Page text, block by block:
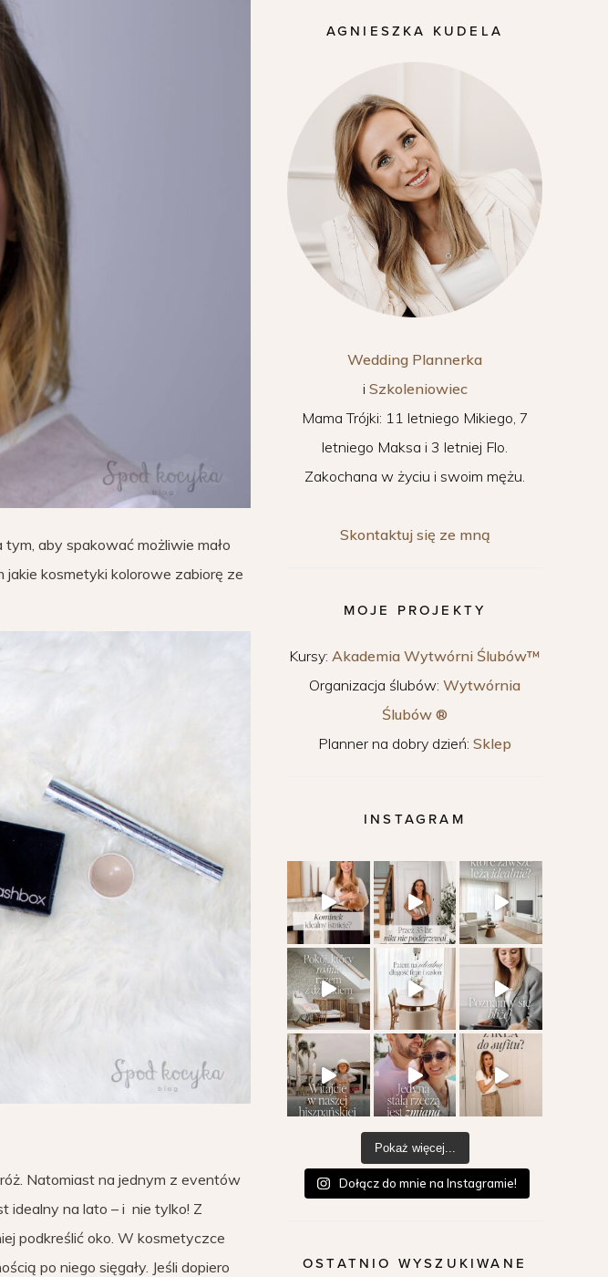
OSOBISTY
ZDROWIE
aby spakować możliwie mało
kosmetyki kolorowe zabiorę ze
Natomiast na jednym z eventów
idealny na lato – i nie tylko! Z
podkreślić oko. W kosmetyczce
po niego sięgały. Jeśli dopiero
AGNIESZKA KUDELA
Wedding Plannerka
i Szkoleniowiec
Mama Trójki: 11 letniego Mikiego, 7
letniego Maksa i 3 letniej Flo.
Zakochana w życiu i swoim mężu.
Skontaktuj się ze mną
MOJE PROJEKTY
Kursy: Akademia Wytwórni Ślubów™
Organizacja ślubów: Wytwórnia
Ślubów ®
Planner na dobry dzień: Sklep
INSTAGRAM
Pokaż więcej...
Dołącz do mnie na Instagramie!
OSTATNIO WYSZUKIWANE